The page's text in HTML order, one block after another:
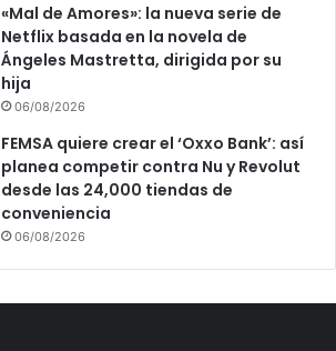
«Mal de Amores»: la nueva serie de
Netflix basada en la novela de
Ángeles Mastretta, dirigida por su
hija
06/08/2026
FEMSA quiere crear el ‘Oxxo Bank’: así
planea competir contra Nu y Revolut
desde las 24,000 tiendas de
conveniencia
06/08/2026